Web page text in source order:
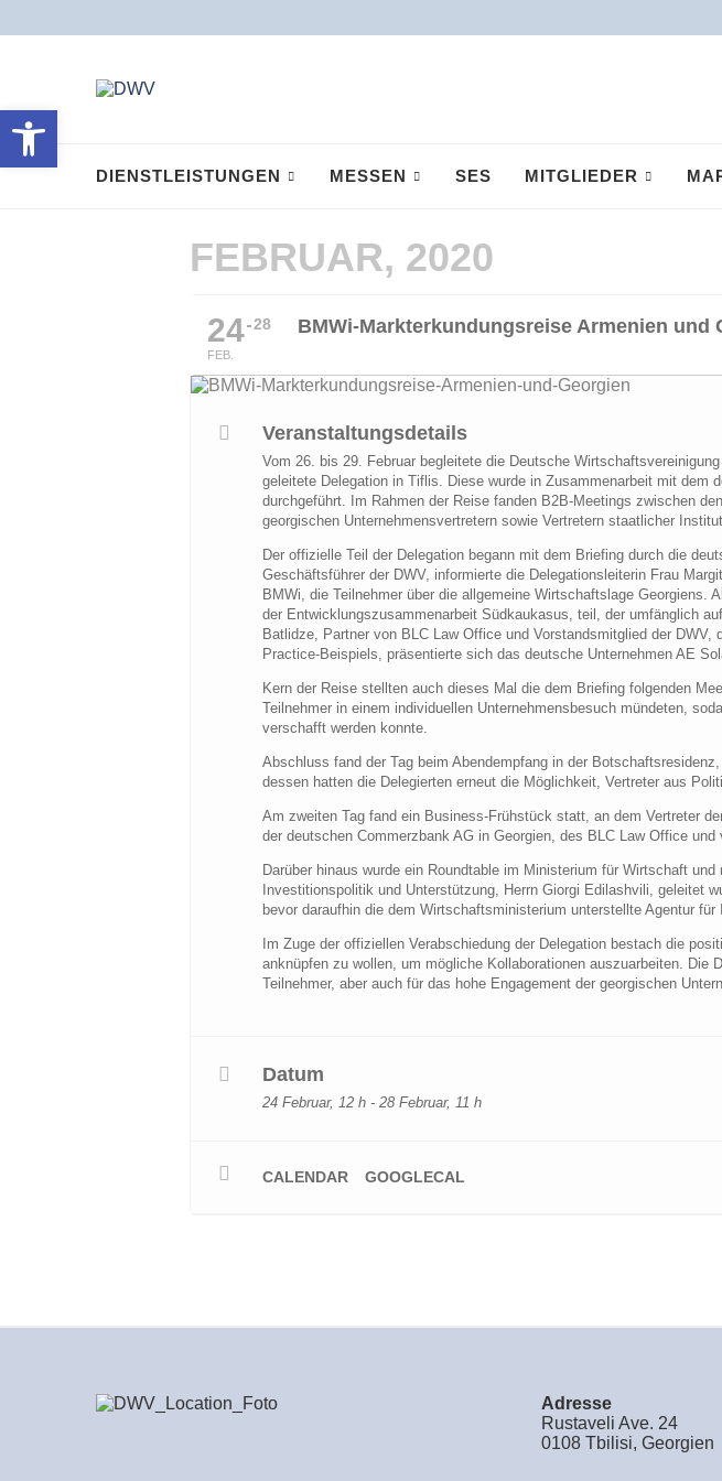
DIENSTLEISTUNGEN MESSEN SES MITGLIEDER
FEBRUAR, 2020
24
FEB.
28 BMWi-Markterkundungsreise Armenien und
Veranstaltungsdetails
Vom 26. bis 29. Februar begleitete die Deutsche
geleitete Delegation in Tiflis. Diese wurde in Zusammenarbeit mit dem
durchgeführt. Im Rahmen der Reise fanden B2B-Meetings zwischen
georgischen Unternehmensvertretern sowie Vertretern staatlicher
Der offizielle Teil der Delegation begann mit dem Briefing durch die
Geschäftsführer der DWV, informierte die Delegationsleiterin Frau
BMWi, die Teilnehmer über die allgemeine Wirtschaftslage
der Entwicklungszusammenarbeit Südkaukasus, teil, der umfänglich
Batlidze, Partner von BLC Law Office und Vorstandsmitglied der
Practice-Beispiels, präsentierte sich das deutsche Unternehmen AE
Kern der Reise stellten auch dieses Mal die dem Briefing folgenden
Teilnehmer in einem individuellen Unternehmensbesuch mündeten,
verschafft werden konnte.
Abschluss fand der Tag beim Abendempfang in der
dessen hatten die Delegierten erneut die Möglichkeit, Vertreter aus
Am zweiten Tag fand ein Business-Frühstück statt, an dem Vertreter
der deutschen Commerzbank AG in Georgien, des BLC Law Office
Darüber hinaus wurde ein Roundtable im Ministerium für Wirtschaft
Investitionspolitik und Unterstützung, Herrn Giorgi Edilashvili, geleitet
bevor daraufhin die dem Wirtschaftsministerium unterstellte Agentur
Im Zuge der offiziellen Verabschiedung der Delegation bestach die
anknüpfen zu wollen, um mögliche Kollaborationen auszuarbeiten.
Teilnehmer, aber auch für das hohe Engagement der georgischen
Datum
24 Februar, 12 h - 28 Februar, 11 h
CALENDAR GOOGLECAL
Adresse
Rustaveli Ave. 24
0108 Tbilisi, Georgien
Open toolbar